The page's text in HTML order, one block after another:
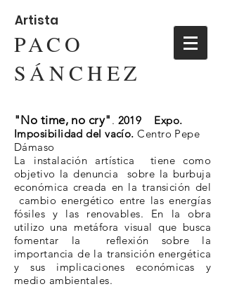
Artista
PACO
SÁNCHEZ
"No time, no cry" . 2019 Expo.
Imposibilidad del vacío. Centro Pepe
Dámaso
La instalación artística tiene como
objetivo la denuncia sobre la burbuja
económica creada en la transición del
cambio energético entre las energías
fósiles y las renovables. En la obra
utilizo una metáfora visual que busca
fomentar la reflexión sobre la
importancia de la transición energética
y sus implicaciones económicas y
medio ambientales.